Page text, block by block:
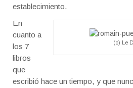
establecimiento.
(c) Le
En
cuanto a
los 7
libros
que
escribió hace un tiempo, y que